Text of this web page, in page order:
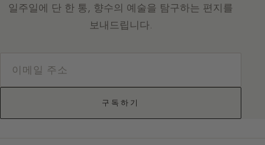
일주일에 단 한 통, 향수의 예술을 탐구하는 편지를
보내드립니다.
구독하기